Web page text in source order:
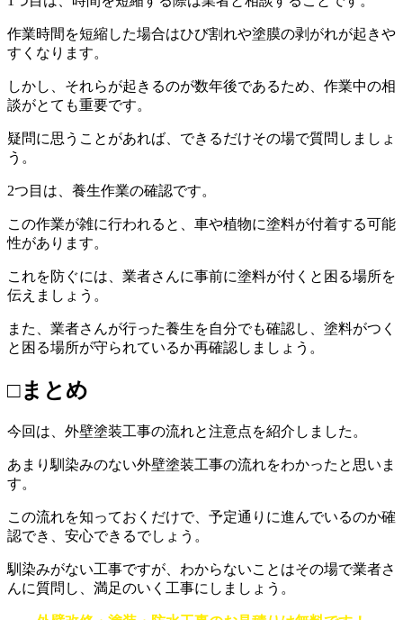
作業時間を短縮した場合はひび割れや塗膜の剥がれが起きや
すくなります。
しかし、それらが起きるのが数年後であるため、作業中の相
談がとても重要です。
疑問に思うことがあれば、できるだけその場で質問しましょ
う。
2つ目は、養生作業の確認です。
この作業が雑に行われると、車や植物に塗料が付着する可能
性があります。
これを防ぐには、業者さんに事前に塗料が付くと困る場所を
伝えましょう。
また、業者さんが行った養生を自分でも確認し、塗料がつく
と困る場所が守られているか再確認しましょう。
□まとめ
今回は、外壁塗装工事の流れと注意点を紹介しました。
あまり馴染みのない外壁塗装工事の流れをわかったと思いま
す。
この流れを知っておくだけで、予定通りに進んでいるのか確
認でき、安心できるでしょう。
馴染みがない工事ですが、わからないことはその場で業者さ
んに質問し、満足のいく工事にしましょう。